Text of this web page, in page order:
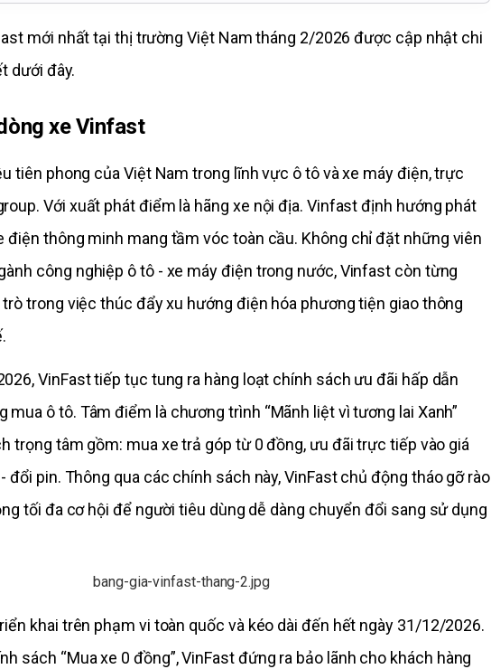
mới nhất tại thị trường Việt Nam tháng 2/2026 được cập nhật chi
dưới đây.
xe Vinfast
tiên phong của Việt Nam trong lĩnh vực ô tô và xe máy điện, trực
Với xuất phát điểm là hãng xe nội địa. Vinfast định hướng phát
điện thông minh mang tầm vóc toàn cầu. Không chỉ đặt những viên
công nghiệp ô tô - xe máy điện trong nước, Vinfast còn từng
trong việc thúc đẩy xu hướng điện hóa phương tiện giao thông
VinFast tiếp tục tung ra hàng loạt chính sách ưu đãi hấp dẫn
mua ô tô. Tâm điểm là chương trình “Mãnh liệt vì tương lai Xanh”
trọng tâm gồm: mua xe trả góp từ 0 đồng, ưu đãi trực tiếp vào giá
đổi pin. Thông qua các chính sách này, VinFast chủ động tháo gỡ rào
tối đa cơ hội để người tiêu dùng dễ dàng chuyển đổi sang sử dụng
khai trên phạm vi toàn quốc và kéo dài đến hết ngày 31/12/2026.
sách “Mua xe 0 đồng”, VinFast đứng ra bảo lãnh cho khách hàng